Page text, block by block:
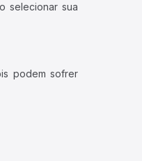
selecionar sua
podem sofrer